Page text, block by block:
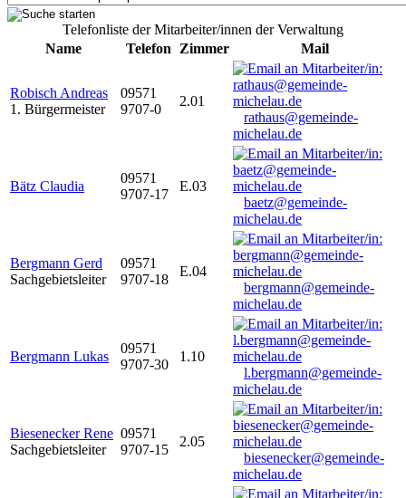
Telefonliste der Mitarbeiter/innen der Verwaltung
Name
Telefon Zimmer Mail
Robisch Andreas
1. Bürgermeister
09571
9707-0
2.01
rathaus@gemeinde-
michelau.de
Bätz Claudia
09571
9707-17
E.03
baetz@gemeinde-
michelau.de
Bergmann Gerd
Sachgebietsleiter
09571
9707-18
E.04
bergmann@gemeinde-
michelau.de
Bergmann Lukas
09571
9707-30
1.10
l.bergmann@gemeinde-
michelau.de
Biesenecker Rene
Sachgebietsleiter
09571
9707-15
2.05
biesenecker@gemeinde-
michelau.de